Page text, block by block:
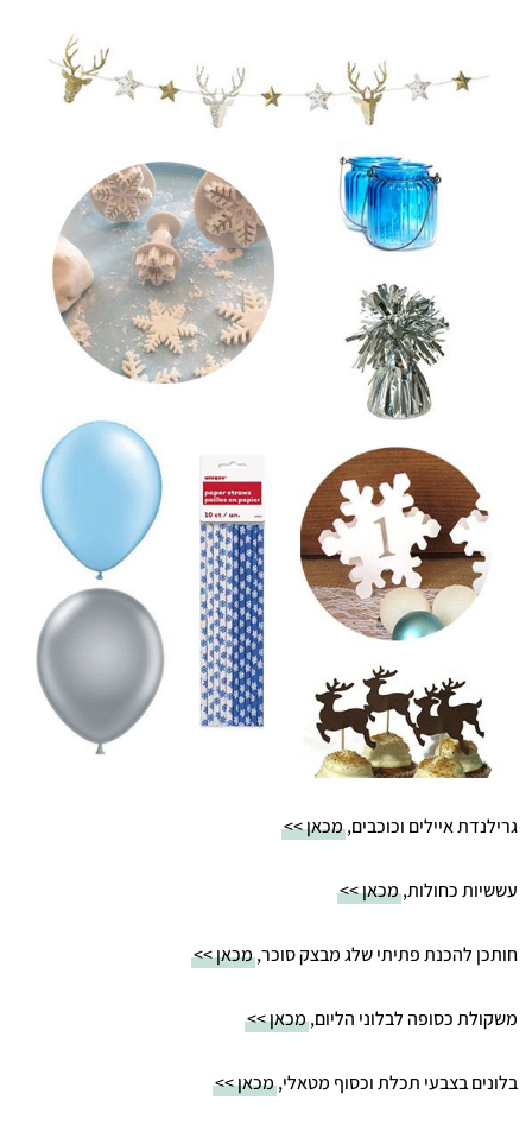
גרילנדת איילים וכוכבים,מכאן >>
עששיות כחולות,מכאן >>
חותכן להכנת פתיתי שלג מבצק סוכר,מכאן >>
משקולת כסופה לבלוני הליום,מכאן >>
בלונים בצבעי תכלת וכסוף מטאלי,מכאן >>